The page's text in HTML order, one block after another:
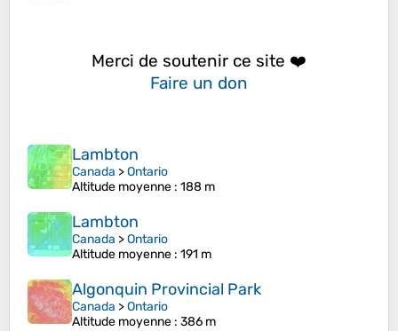
Merci de soutenir ce site ❤️
Faire un don
Lambton
Canada >Ontario
Altitude moyenne : 188 m
Lambton
Canada >Ontario
Altitude moyenne : 191 m
Algonquin Provincial Park
Canada >Ontario
Altitude moyenne : 386 m